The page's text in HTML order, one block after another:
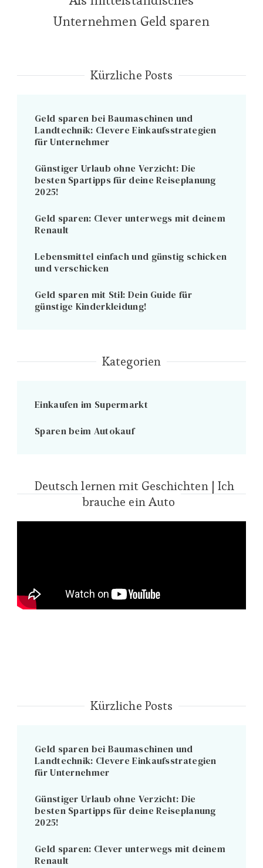
Unternehmen Geld sparen
Kürzliche Posts
Geld sparen bei Baumaschinen und
Landtechnik: Clevere Einkaufsstrategien
für Unternehmer
Günstiger Urlaub ohne Verzicht: Die
besten Spartipps für deine Reiseplanung
2025!
Geld sparen: Clever unterwegs mit deinem
Renault
Lebensmittel einfach und günstig schicken
und verschicken
Geld sparen mit Stil: Dein Guide für
günstige Kinderkleidung!
Kategorien
Einkaufen im Supermarkt
Sparen beim Autokauf
Deutsch lernen mit Geschichten | Ich
brauche ein Auto
Kürzliche Posts
Geld sparen bei Baumaschinen und
Landtechnik: Clevere Einkaufsstrategien
für Unternehmer
Günstiger Urlaub ohne Verzicht: Die
besten Spartipps für deine Reiseplanung
2025!
Geld sparen: Clever unterwegs mit deinem
Renault